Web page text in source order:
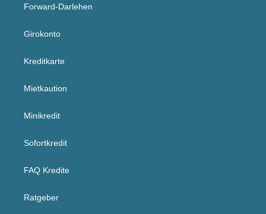
Forward-Darlehen
Girokonto
Kreditkarte
Mietkaution
Minikredit
Sofortkredit
FAQ Kredite
Ratgeber